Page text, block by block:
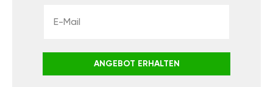
ANGEBOT ERHALTEN